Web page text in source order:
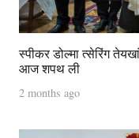
स्पीकर डोल्मा त्सेरिंग
आज शपथ ली
2 months ago